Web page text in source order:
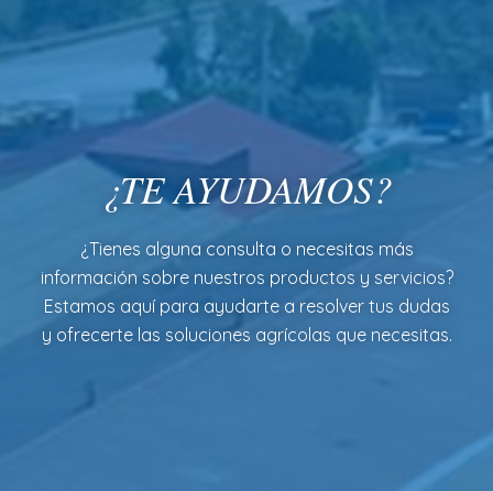
¿TE AYUDAMOS?
¿Tienes alguna consulta o necesitas más
información sobre nuestros productos y servicios?
Estamos aquí para ayudarte a resolver tus dudas
y ofrecerte las soluciones agrícolas que necesitas.